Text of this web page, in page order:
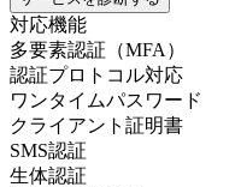
対応機能
多要素認証（MFA）
認証プロトコル対応
ワンタイムパスワード
クライアント証明書
SMS認証
生体認証